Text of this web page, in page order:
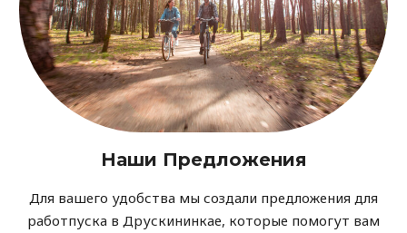
Наши Предложения
Для вашего удобства мы создали предложения для
работпуска в Друскининкае, которые помогут вам